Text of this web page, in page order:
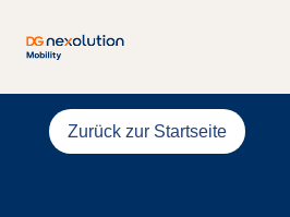
Zurück zur Startseite